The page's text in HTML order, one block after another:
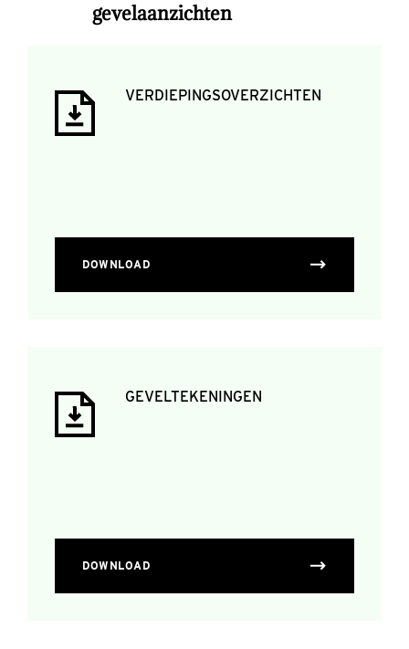
gevelaanzichten
VERDIEPINGSOVERZICHTEN
DOWNLOAD
GEVELTEKENINGEN
DOWNLOAD